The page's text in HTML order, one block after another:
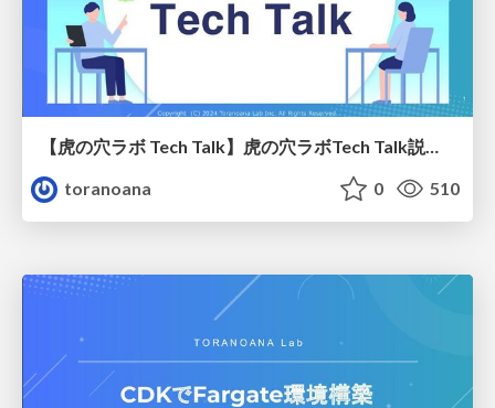
【虎の穴ラボ Tech Talk】虎の穴ラボTech Talk説明資料
toranoana
0 510